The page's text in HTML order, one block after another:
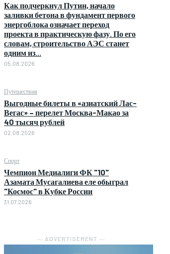
Как подчеркнул Путин, начало
заливки бетона в фундамент первого
энергоблока означает переход
проекта в практическую фазу. По его
словам, строительство АЭС станет
одним из...
05.08.2026
Путешествия
Выгодные билеты в «азиатский Лас-
Вегас» – перелет Москва-Макао за
40 тысяч рублей
02.08.2026
Спорт
Чемпион Медиалиги ФК "10"
Азамата Мусагалиева еле обыграл
"Космос" в Кубке России
31.07.2026
― ADVERTISEMENT ―